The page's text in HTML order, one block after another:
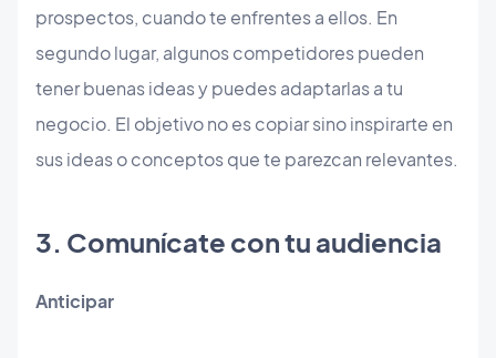
prospectos, cuando te enfrentes a ellos. En
segundo lugar, algunos competidores pueden
tener buenas ideas y puedes adaptarlas a tu
negocio. El objetivo no es copiar sino inspirarte en
sus ideas o conceptos que te parezcan relevantes.
​3. Comunícate con tu audiencia
Anticipar